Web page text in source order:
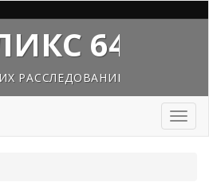
64
РАССЛЕДОВАНИЙ
Toggle